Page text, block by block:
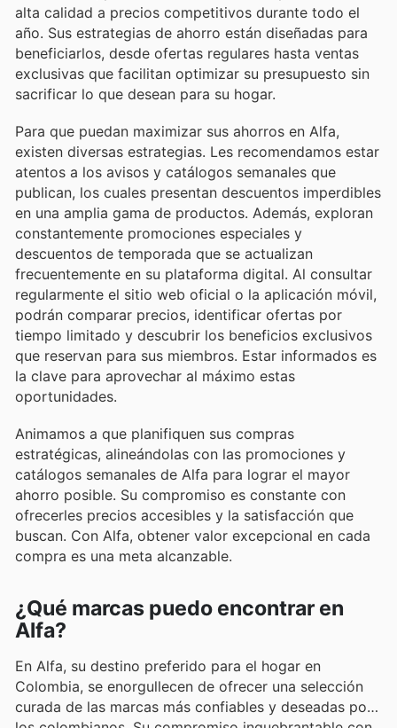
alta calidad a precios competitivos durante todo el
año. Sus estrategias de ahorro están diseñadas para
beneficiarlos, desde ofertas regulares hasta ventas
exclusivas que facilitan optimizar su presupuesto sin
sacrificar lo que desean para su hogar.
Para que puedan maximizar sus ahorros en Alfa,
existen diversas estrategias. Les recomendamos estar
atentos a los avisos y catálogos semanales que
publican, los cuales presentan descuentos imperdibles
en una amplia gama de productos. Además, exploran
constantemente promociones especiales y
descuentos de temporada que se actualizan
frecuentemente en su plataforma digital. Al consultar
regularmente el sitio web oficial o la aplicación móvil,
podrán comparar precios, identificar ofertas por
tiempo limitado y descubrir los beneficios exclusivos
que reservan para sus miembros. Estar informados es
la clave para aprovechar al máximo estas
oportunidades.
Animamos a que planifiquen sus compras
estratégicas, alineándolas con las promociones y
catálogos semanales de Alfa para lograr el mayor
ahorro posible. Su compromiso es constante con
ofrecerles precios accesibles y la satisfacción que
buscan. Con Alfa, obtener valor excepcional en cada
compra es una meta alcanzable.
¿Qué marcas puedo encontrar en
Alfa?
En Alfa, su destino preferido para el hogar en
Colombia, se enorgullecen de ofrecer una selección
curada de las marcas más confiables y deseadas por